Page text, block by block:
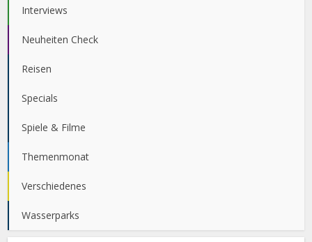
Interviews
Neuheiten Check
Reisen
Specials
Spiele & Filme
Themenmonat
Verschiedenes
Wasserparks